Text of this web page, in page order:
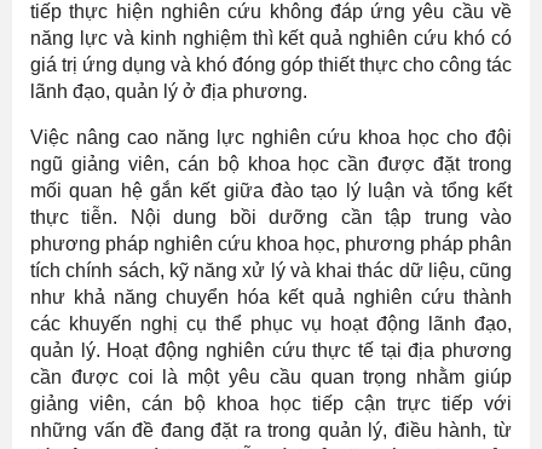
tiếp thực hiện nghiên cứu không đáp ứng yêu cầu về
năng lực và kinh nghiệm thì kết quả nghiên cứu khó có
giá trị ứng dụng và khó đóng góp thiết thực cho công tác
lãnh đạo, quản lý ở địa phương.
Việc nâng cao năng lực nghiên cứu khoa học cho đội
ngũ giảng viên, cán bộ khoa học cần được đặt trong
mối quan hệ gắn kết giữa đào tạo lý luận và tổng kết
thực tiễn. Nội dung bồi dưỡng cần tập trung vào
phương pháp nghiên cứu khoa học, phương pháp phân
tích chính sách, kỹ năng xử lý và khai thác dữ liệu, cũng
như khả năng chuyển hóa kết quả nghiên cứu thành
các khuyến nghị cụ thể phục vụ hoạt động lãnh đạo,
quản lý. Hoạt động nghiên cứu thực tế tại địa phương
cần được coi là một yêu cầu quan trọng nhằm giúp
giảng viên, cán bộ khoa học tiếp cận trực tiếp với
những vấn đề đang đặt ra trong quản lý, điều hành, từ